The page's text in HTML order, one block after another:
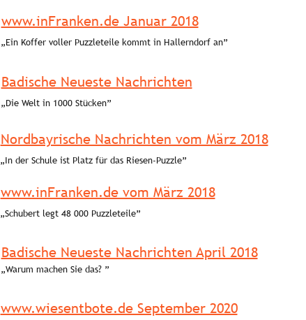
www.inFranken.de Januar 2018
„Ein Koffer voller Puzzleteile kommt in Hallerndorf an”
Nordbayrische Nachrichten vom März 2018
„In der Schule ist Platz für das Riesen-Puzzle”
Badische Neueste Nachrichten
„Die Welt in 1000 Stücken”
www.inFranken.de vom März 2018
„Schubert legt 48 000 Puzzleteile”
Badische Neueste Nachrichten April 2018
„Warum machen Sie das? ”
www.wiesentbote.de September 2020